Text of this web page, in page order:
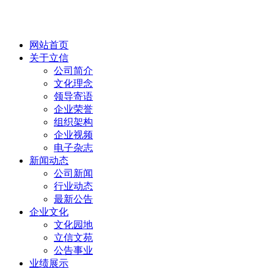
网站首页
关于立信
公司简介
文化理念
领导寄语
企业荣誉
组织架构
企业视频
电子杂志
新闻动态
公司新闻
行业动态
最新公告
企业文化
文化园地
立信文苑
公告事业
业绩展示